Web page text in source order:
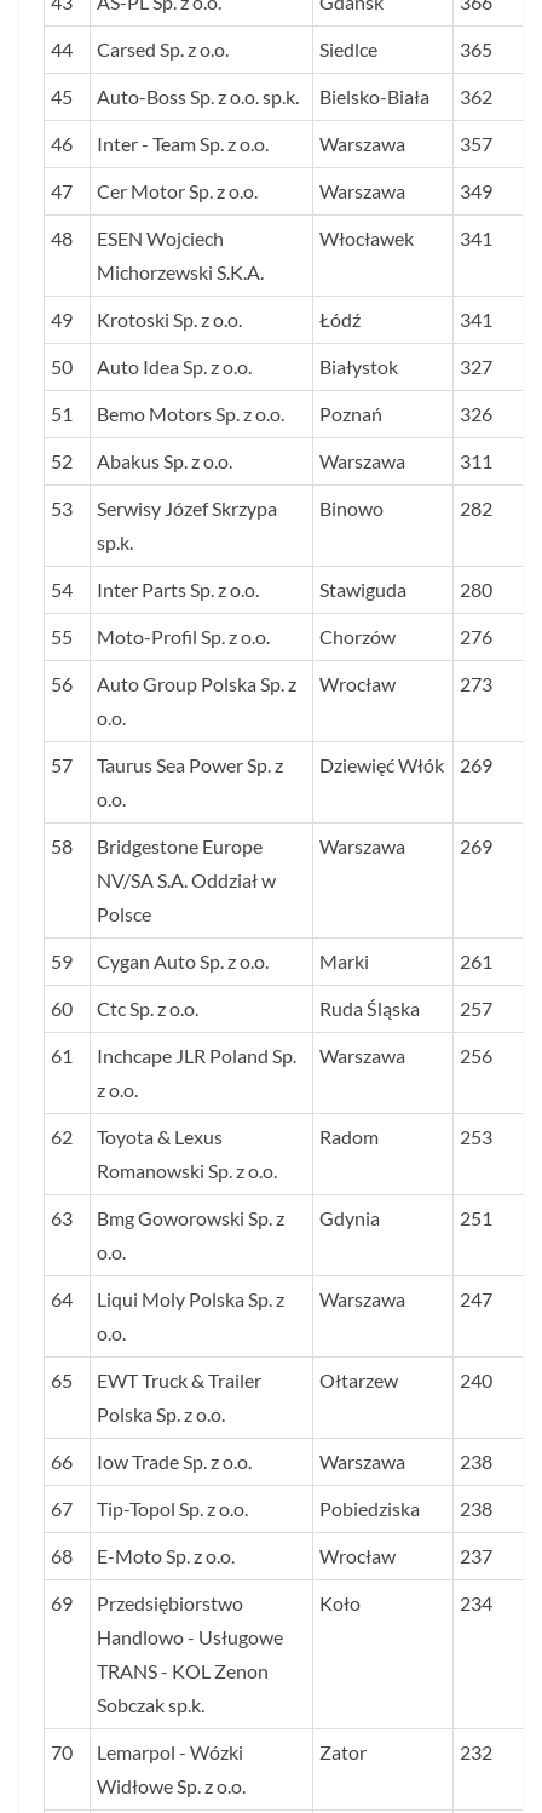
44 Carsed Sp. z o.o. Siedlce 365
45 Auto-Boss Sp. z o.o. sp.k. Bielsko-Biała 362
46 Inter - Team Sp. z o.o. Warszawa 357
47 Cer Motor Sp. z o.o. Warszawa 349
48
ESEN Wojciech
Michorzewski S.K.A.
Włocławek 341
49 Krotoski Sp. z o.o. Łódź 341
50 Auto Idea Sp. z o.o. Białystok 327
51 Bemo Motors Sp. z o.o. Poznań 326
52 Abakus Sp. z o.o. Warszawa 311
53
Serwisy Józef Skrzypa
sp.k.
Binowo 282
54 Inter Parts Sp. z o.o. Stawiguda 280
55 Moto-Profil Sp. z o.o. Chorzów 276
56
Auto Group Polska Sp. z
o.o.
Wrocław 273
57
Taurus Sea Power Sp. z
o.o.
Dziewięć Włók 269
58
Bridgestone Europe
NV/SA S.A. Oddział w
Polsce
Warszawa 269
59 Cygan Auto Sp. z o.o. Marki 261
60 Ctc Sp. z o.o. Ruda Śląska 257
61
Inchcape JLR Poland Sp.
z o.o.
Warszawa 256
62
Toyota & Lexus
Romanowski Sp. z o.o.
Radom 253
63
Bmg Goworowski Sp. z
o.o.
Gdynia 251
64
Liqui Moly Polska Sp. z
o.o.
Warszawa 247
65
EWT Truck & Trailer
Polska Sp. z o.o.
Ołtarzew 240
66 Iow Trade Sp. z o.o. Warszawa 238
67 Tip-Topol Sp. z o.o. Pobiedziska 238
68 E-Moto Sp. z o.o. Wrocław 237
69
Przedsiębiorstwo
Handlowo - Usługowe
TRANS - KOL Zenon
Sobczak sp.k.
Koło 234
70
Lemarpol - Wózki
Widłowe Sp. z o.o.
Zator 232